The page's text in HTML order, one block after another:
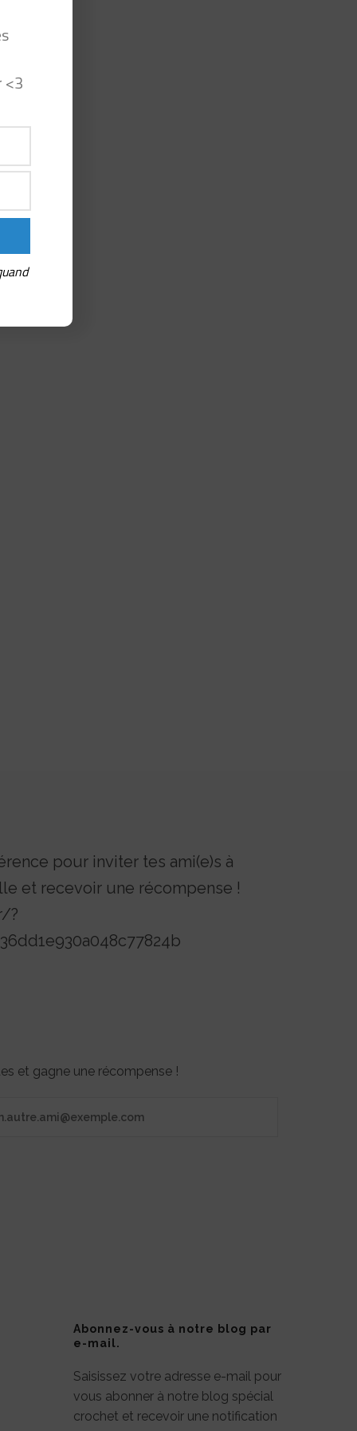
pour inviter tes ami(e)s à
et recevoir une récompense !
?
et gagne une récompense !
Abonnez-vous à notre blog par
e-mail.
Saisissez votre adresse e-mail pour
vous abonner à notre blog spécial
crochet et recevoir une notification
<3